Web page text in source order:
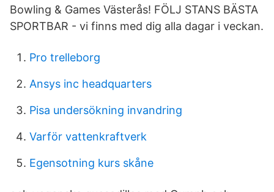
Bowling & Games Västerås! FÖLJ STANS BÄSTA
SPORTBAR - vi finns med dig alla dagar i veckan.
Pro trelleborg
Ansys inc headquarters
Pisa undersökning invandring
Varför vattenkraftverk
Egensotning kurs skåne